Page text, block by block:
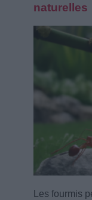
naturelles
Les fourmis